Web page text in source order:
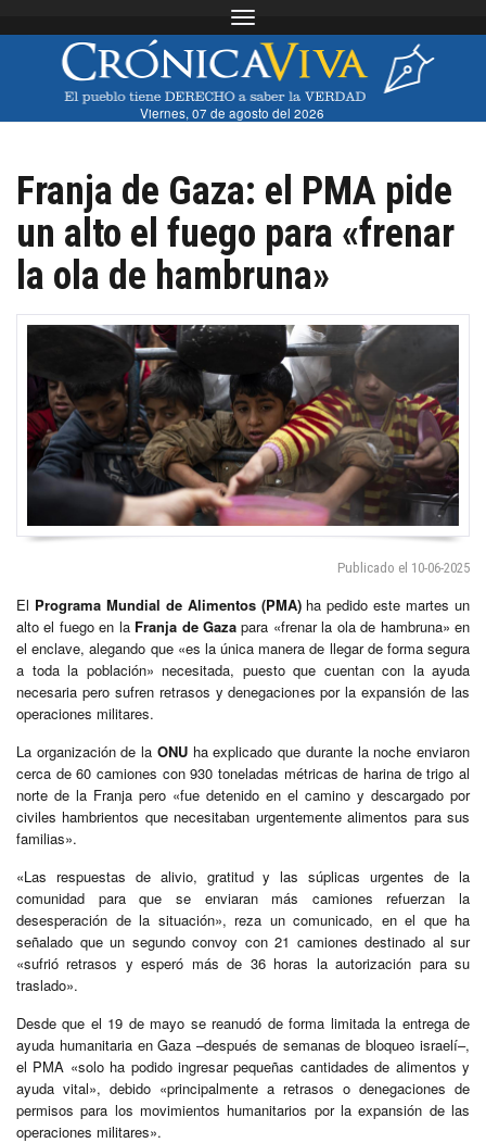
Toggle navigation
Viernes, 07 de agosto del 2026
Franja de Gaza: el PMA pide
un alto el fuego para «frenar
la ola de hambruna»
Publicado el 10-06-2025
El Programa Mundial de Alimentos (PMA)ha pedido este martes un
alto el fuego en la Franja de Gaza para «frenar la ola de hambruna» en
el enclave, alegando que «es la única manera de llegar de forma segura
a toda la población» necesitada, puesto que cuentan con la ayuda
necesaria pero sufren retrasos y denegaciones por la expansión de las
operaciones militares.
La organización de la ONUha explicado que durante la noche enviaron
cerca de 60 camiones con 930 toneladas métricas de harina de trigo al
norte de la Franja pero «fue detenido en el camino y descargado por
civiles hambrientos que necesitaban urgentemente alimentos para sus
familias».
«Las respuestas de alivio, gratitud y las súplicas urgentes de la
comunidad para que se enviaran más camiones refuerzan la
desesperación de la situación», reza un comunicado, en el que ha
señalado que un segundo convoy con 21 camiones destinado al sur
«sufrió retrasos y esperó más de 36 horas la autorización para su
traslado».
Desde que el 19 de mayo se reanudó de forma limitada la entrega de
ayuda humanitaria en Gaza –después de semanas de bloqueo israelí–,
el PMA «solo ha podido ingresar pequeñas cantidades de alimentos y
ayuda vital», debido «principalmente a retrasos o denegaciones de
permisos para los movimientos humanitarios por la expansión de las
operaciones militares».